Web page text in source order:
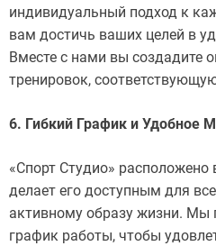
индивидуальный подход к
вам достичь ваших целей в
Вместе с нами вы создадите
тренировок,
6. Гибкий График и Удобное
«Спорт Студио»
делает его доступным для
активному образу жизни. Мы
график работы, чтобы